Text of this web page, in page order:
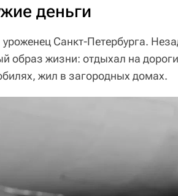
деньги
Санкт-Петербурга.
образ жизни: отдыхал на
жил в загородных домах.